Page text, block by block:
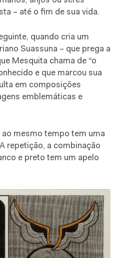
– até o fim de sua vida.
quando cria um
Suassuna – que prega a
Mesquita chama de “o
e que marcou sua
em composições
emblemáticas e
mesmo tempo tem uma
repetição, a combinação
e preto tem um apelo